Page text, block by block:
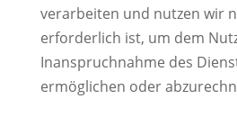
verarbeiten und nutzen wir
erforderlich ist, um dem
Inanspruchnahme des
ermöglichen oder